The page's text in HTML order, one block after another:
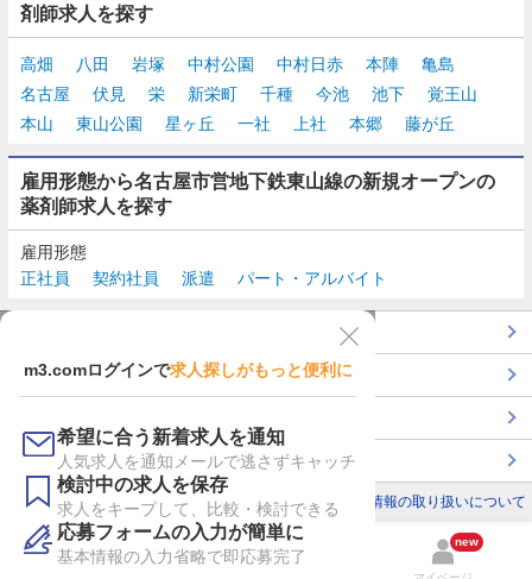
剤師求人を探す
高畑 八田 岩塚 中村公園 中村日赤 本陣
亀島
名古屋
伏見 栄 新栄町 千種 今池 池下
覚王山
本山
東山公園 星ヶ丘 一社 上社 本郷 藤が丘
雇用形態から名古屋市営地下鉄東山線の新規オープンの
薬剤師求人を探す
雇用形態
正社員
契約社員 派遣 パート・アルバイト
new
m3.comログインで求人探しがもっと便利に
希望に合う新着求人を通知
人気求人を通知メールで逃さずキャッチ
検討中の求人を保存
求人をキープして、比較・検討できる
応募フォームの入力が簡単に
基本情報の入力省略で即応募完了
最近チェックした求人一覧
コンサルタントに転職相談
利用規約 個人情報の取り扱いについて